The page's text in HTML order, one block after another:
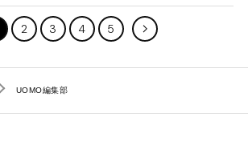
2 3 4 5
UOMO編集部